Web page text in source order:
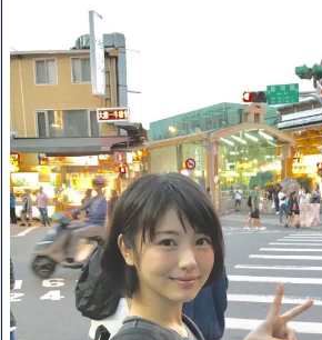
【画像】身長155cm・体重36kg・ウエス
少女がAVデビュ－ｗwwww
【画像】彼女「ねー、今日のデートこれ
広末涼子さん、正気に戻ってしまい絶望
ャリアがすべて終わった」
【配信者】「金バエ」のSNS更新が1週
飛び交う。1週間ぶりの投稿でも一人称が
なっており、本人ではないとの憶測が広がる
かつてはSONYのパソコンだった「VAIO
買収されてしまう
ハードオフに売っていた4万4000円のフ
ｗｗｗｗｗ「こんな高いの？ｗｗ」「逆に
【閲覧注意】俺が近くにいると機械が壊
私は6年間「子無し既婚女性」で人から
たけど子無しの原因は親の教えのせいかも